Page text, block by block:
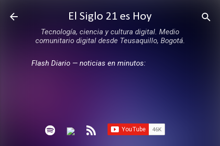
Ir al contenido principal
El Siglo 21 es Hoy
Tecnología, ciencia y cultura digital. Medio
comunitario digital desde Teusaquillo, Bogotá.
Flash Diario — noticias en minutos: